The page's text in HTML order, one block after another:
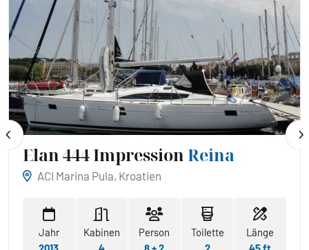
Elan 444 Impression Reina
ACI Marina Pula, Kroatien
Jahr
Kabinen
Person
Toilette
Länge